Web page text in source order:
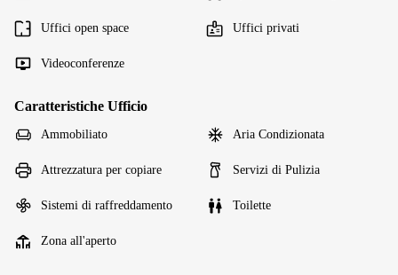
Uffici open space Uffici privati
Videoconferenze
Caratteristiche Ufficio
Ammobiliato Aria Condizionata
Attrezzatura per copiare Servizi di Pulizia
Sistemi di raffreddamento Toilette
Zona all'aperto